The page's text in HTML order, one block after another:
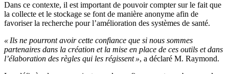
Dans ce contexte, il est important de pouvoir compter sur le fait que
la collecte et le stockage se font de manière anonyme afin de
favoriser la recherche pour l’amélioration des systèmes de santé.
« Ils ne pourront avoir cette confiance que si nous sommes
partenaires dans la création et la mise en place de ces outils et dans
l’élaboration des règles qui les régissent », a déclaré M. Raymond.